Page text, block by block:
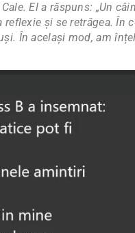
El a răspuns: „Un
și se retrăgea.
În același mod, am